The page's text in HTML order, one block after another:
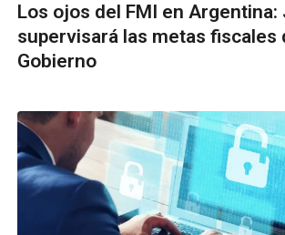
Los ojos del FMI en Argentina:
supervisará las metas fiscales
Gobierno